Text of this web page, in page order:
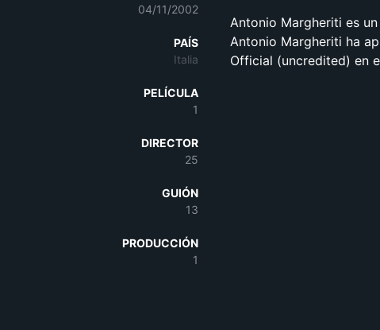
04/11/2002
PAÍS
Italia
PELÍCULA
1
DIRECTOR
25
GUIÓN
13
PRODUCCIÓN
1
Antonio Margheriti es
Antonio Margheriti ha
Official (uncredited) en